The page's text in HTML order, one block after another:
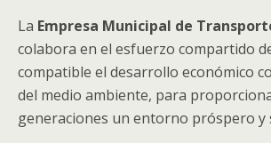
La Empresa Municipal de
colabora en el esfuerzo compartido
compatible el desarrollo económico
del medio ambiente, para
generaciones un entorno próspero y